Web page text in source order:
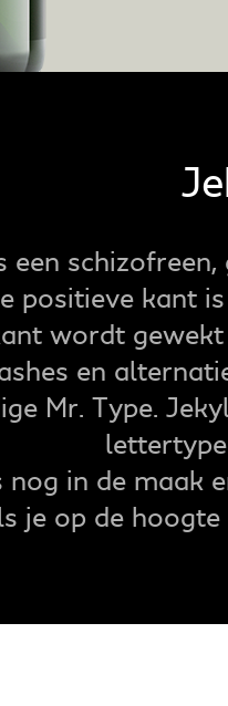
een
positieve kant
wordt
en
Mr. Type.
in de maak
je op de